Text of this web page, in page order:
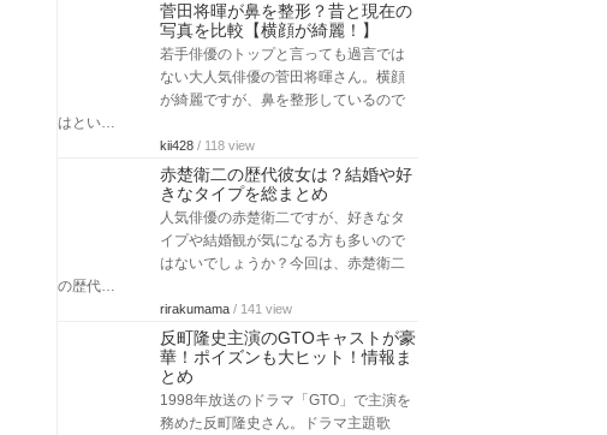
菅田将暉が鼻を整形？昔と現在の
写真を比較【横顔が綺麗！】
若手俳優のトップと言っても過言では
ない大人気俳優の菅田将暉さん。横顔
が綺麗ですが、鼻を整形しているので
はとい…
kii428 / 118 view
赤楚衛二の歴代彼女は？結婚や好
きなタイプを総まとめ
人気俳優の赤楚衛二ですが、好きなタ
イプや結婚観が気になる方も多いので
はないでしょうか？今回は、赤楚衛二
の歴代…
rirakumama / 141 view
反町隆史主演のGTOキャストが豪
華！ポイズンも大ヒット！情報ま
とめ
1998年放送のドラマ「GTO」で主演を
務めた反町隆史さん。ドラマ主題歌